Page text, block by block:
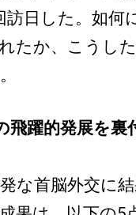
訪日した。如何
たか、こうし
飛躍的発展を裏
な首脳外交に